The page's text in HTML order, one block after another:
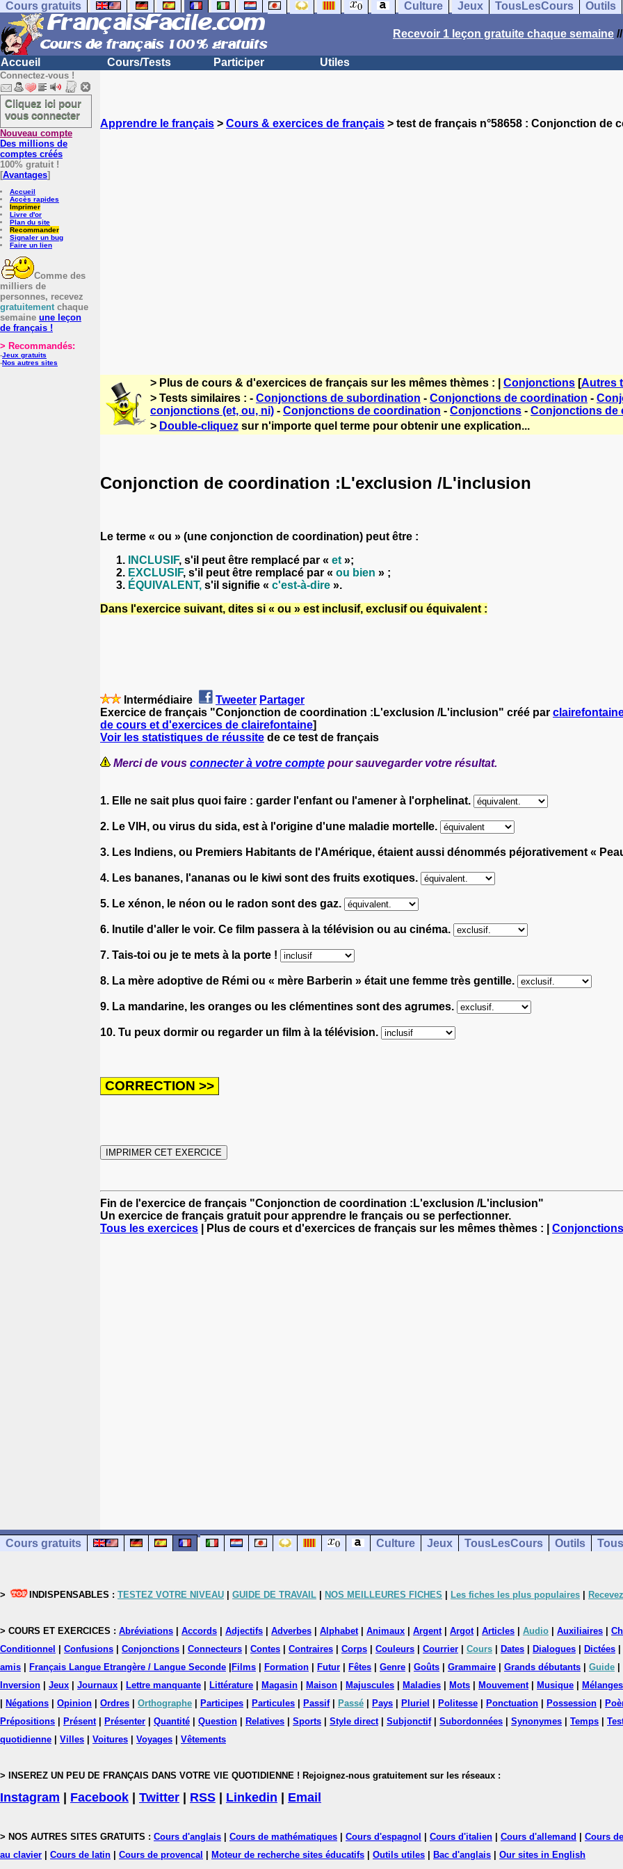
Cours gratuits Culture Jeux TousLesCours Outils
Recevoir 1 leçon gratuite chaque semaine
Accueil Cours/Tests Participer Utiles
Connectez-vous !
Cliquez ici pour
vous connecter
Nouveau compte
Des millions de
comptes créés
100% gratuit !
[Avantages]
Accueil
Accès rapides
Imprimer
Livre d'or
Plan du site
Recommander
Signaler un bug
Faire un lien
Comme des
milliers de
personnes, recevez
gratuitementchaque
semaine une leçon
de français !
> Recommandés:
-Jeux gratuits
-Nos autres sites
Apprendre le français > Cours & exercices de français > test de français n°58658 : Conjonction
> Plus de cours & d'exercices de français sur les mêmes thèmes : | Conjonctions [Autres
> Tests similaires : - Conjonctions de subordination - Conjonctions de coordination -
conjonctions (et, ou, ni) - Conjonctions de coordination - Conjonctions - Conjonctions de
> Double-cliquez sur n'importe quel terme pour obtenir une explication...
Conjonction de coordination :L'exclusion /L'inclusion
Le terme « ou » (une conjonction de coordination) peut être :
INCLUSIF, s'il peut être remplacé par « et »;
EXCLUSIF, s'il peut être remplacé par « ou bien » ;
ÉQUIVALENT, s'il signifie « c'est-à-dire ».
Dans l'exercice suivant, dites si « ou » est inclusif, exclusif ou équivalent :
Intermédiaire Tweeter Partager
Exercice de français "Conjonction de coordination :L'exclusion /L'inclusion" créé par
de cours et d'exercices de clairefontaine]
Voir les statistiques de réussite de ce test de français
Merci de vous connecter à votre compte pour sauvegarder votre résultat.
1. Elle ne sait plus quoi faire : garder l'enfant ou l'amener à l'orphelinat.
2. Le VIH, ou virus du sida, est à l'origine d'une maladie mortelle.
3. Les Indiens, ou Premiers Habitants de l'Amérique, étaient aussi dénommés péjorativement «
4. Les bananes, l'ananas ou le kiwi sont des fruits exotiques.
5. Le xénon, le néon ou le radon sont des gaz.
6. Inutile d'aller le voir. Ce film passera à la télévision ou au cinéma.
7. Tais-toi ou je te mets à la porte !
8. La mère adoptive de Rémi ou « mère Barberin » était une femme très gentille.
9. La mandarine, les oranges ou les clémentines sont des agrumes.
10. Tu peux dormir ou regarder un film à la télévision.
Fin de l'exercice de français "Conjonction de coordination :L'exclusion /L'inclusion"
Un exercice de français gratuit pour apprendre le français ou se perfectionner.
Tous les exercices | Plus de cours et d'exercices de français sur les mêmes thèmes : | Conjonctions
Cours gratuits Culture Jeux TousLesCours Outils
> INDISPENSABLES : TESTEZ VOTRE NIVEAU GUIDE DE TRAVAIL NOS MEILLEURES FICHES Les fiches les plus populaires
> COURS ET EXERCICES : Abréviations Accords Adjectifs Adverbes Alphabet| Animaux Argent| Argot| Articles Audio Auxiliaires
Conditionnel
Confusions Conjonctions Connecteurs Contes Contraires Corps Couleurs Courrier Cours Dates Dialogues Dictées
amis
Français Langue Etrangère / Langue Seconde Films Formation Futur Fêtes Genre Goûts Grammaire Grands débutants Guide
Inversion
Jeux Journaux Lettre manquante Littérature Magasin Maison Majuscules Maladies Mots Mouvement| Musique
Mélanges
Négations Opinion Ordres Orthographe Participes Particules Passif| Passé Pays Pluriel Politesse Ponctuation Possession
Prépositions
Présent| Présenter Quantité Question Relatives Sports Style direct| Subjonctif| Subordonnées Synonymes Temps
quotidienne
Villes Voitures Voyages Vêtements
> INSEREZ UN PEU DE FRANÇAIS DANS VOTRE VIE QUOTIDIENNE ! Rejoignez-nous gratuitement sur les réseaux :
Instagram Facebook Twitter RSS Linkedin Email
> NOS AUTRES SITES GRATUITS : Cours d'anglais Cours de mathématiques Cours d'espagnol Cours d'italien Cours d'allemand
Cours
au clavier
Cours de latin Cours de provencal Moteur de recherche sites éducatifs Outils utiles Bac d'anglais Our sites in English